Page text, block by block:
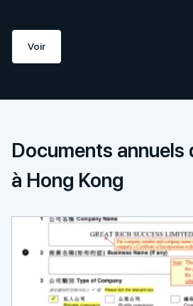
Voir
Documents annuels
à Hong Kong